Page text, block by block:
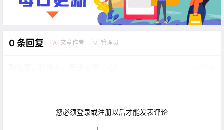
0 条回复 A 文章作者 M 管理员
您必须登录或注册以后才能发表评论